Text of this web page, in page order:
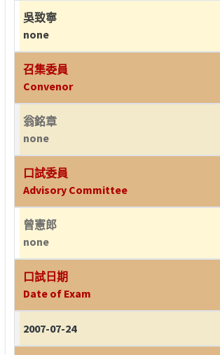
吳致寧
none
召集委員
Convenor
翁銘章
none
口試委員
Advisory Committee
曾憲郎
none
口試日期
Date of Exam
2007-07-24